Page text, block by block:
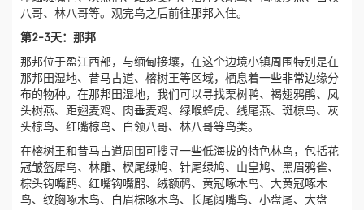
八哥、林八哥等。观完鸟之后前往那邦入住。
第2-3天：那邦
那邦位于盈江西部，与缅甸接壤，在这个边境小镇周围特别是在
那邦田湿地、昔马古道、榕树王等区域，栖息着一些非常边缘分
布的物种。在那邦田湿地，我们可以寻找栗树鸭、褐翅鸦鹃、凤
头树燕、距翅麦鸡、肉垂麦鸡、绿喉蜂虎、线尾燕、斑椋鸟、灰
头椋鸟、红嘴椋鸟、白领八哥、林八哥等鸟类。
在榕树王和昔马古道周围可搜寻一些低海拔的特色林鸟，包括花
冠皱盔犀鸟、林雕、楔尾绿鸠、针尾绿鸠、山皇鸠、黑眉鸦雀、
棕头钩嘴鹛、红嘴钩嘴鹛、绒额䴓、黄冠啄木鸟、大黄冠啄木
鸟、纹胸啄木鸟、白眉棕啄木鸟、长尾阔嘴鸟、小盘尾、大盘